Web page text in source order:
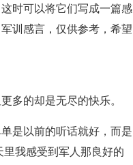
时可以将它们写成一篇感
训感言，仅供参考，希望
多的却是无尽的快乐。
是以前的听话就好，而是
我感受到军人那良好的